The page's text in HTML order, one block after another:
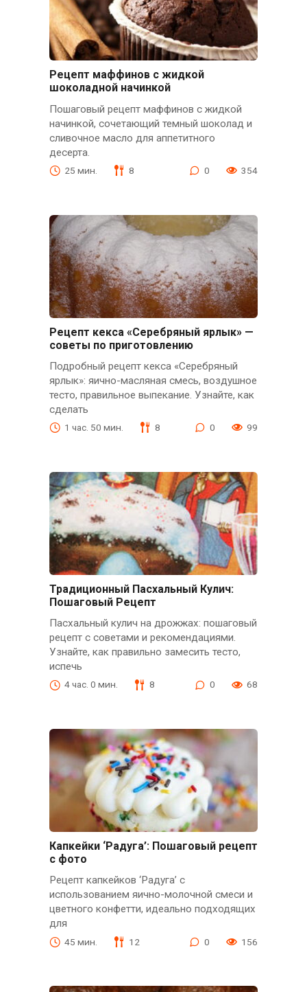
Рецепт маффинов с жидкой
шоколадной начинкой
Пошаговый рецепт маффинов с жидкой
начинкой, сочетающий темный шоколад и
сливочное масло для аппетитного
десерта.
25 мин. 8 0 354
Рецепт кекса «Серебряный ярлык» —
советы по приготовлению
Подробный рецепт кекса «Серебряный
ярлык»: яично-масляная смесь, воздушное
тесто, правильное выпекание. Узнайте, как
сделать
1 час. 50 мин. 8 0 99
Традиционный Пасхальный Кулич:
Пошаговый Рецепт
Пасхальный кулич на дрожжах: пошаговый
рецепт с советами и рекомендациями.
Узнайте, как правильно замесить тесто,
испечь
4 час. 0 мин. 8 0 68
Капкейки ‘Радуга’: Пошаговый рецепт
с фото
Рецепт капкейков ‘Радуга’ с
использованием яично-молочной смеси и
цветного конфетти, идеально подходящих
для
45 мин. 12 0 156